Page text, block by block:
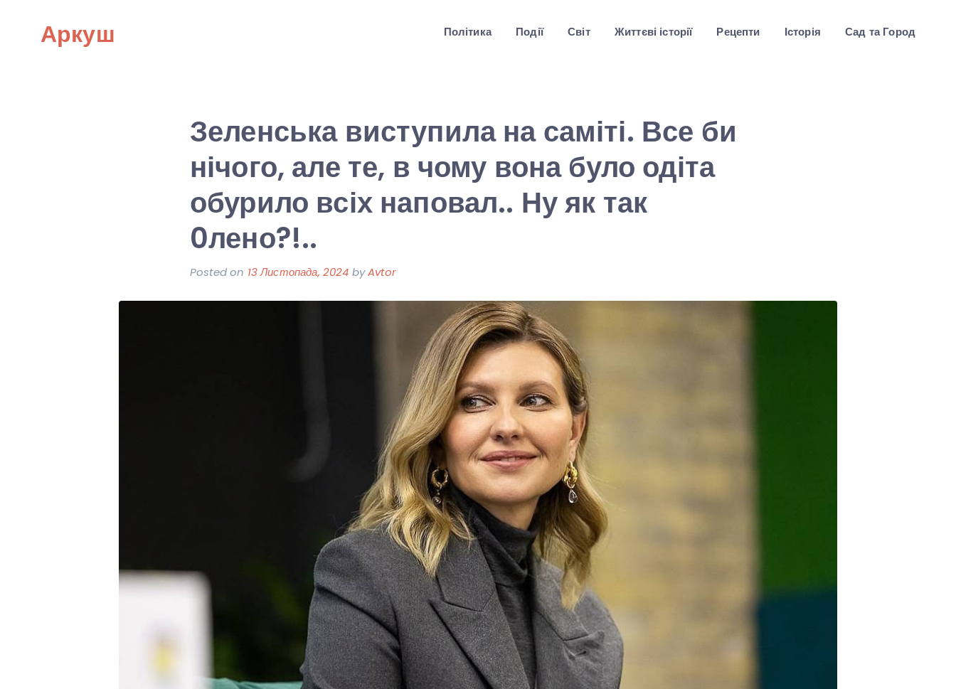
Аркуш Політика Події Світ Життєві історії Рецепти Історія Сад та Город
Зеленська виступила на саміті. Все би
нічого, але те, в чому вона було одіта
обурило всіх наповал.. Ну як так
0лено?!..
Posted on 13 Листопада, 2024 byAvtor